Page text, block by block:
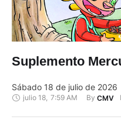
Suplemento
Sábado 18 de julio de 2026
julio 18, 7:59 AM By CMV